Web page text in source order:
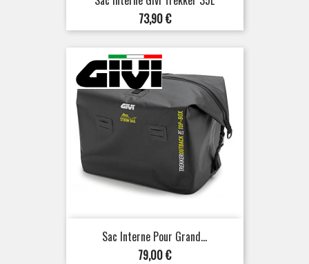
Prix
73,90 €
Sac Interne Pour Grand...
Prix
79,00 €